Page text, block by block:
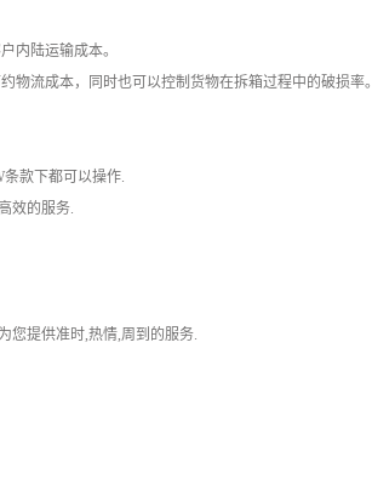
内陆运输成本。
物流成本，同时也可以控制货物在拆箱过程中的破损率。
款下都可以操作.
效的服务.
您提供准时,热情,周到的服务.